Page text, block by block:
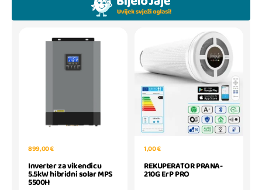
899,00 €
Inverter za vikendicu
5.5kW hibridni solar MPS
5500H
1,00 €
REKUPERATOR PRANA-
210G ErP PRO